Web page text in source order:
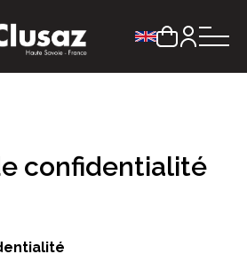
Choix de la
confidentialité